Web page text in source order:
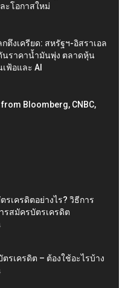
ะโอกาสใหม่
ตึงเครียด: สหรัฐฯ-อิสราเอล
นราคาน้ำมันพุ่ง ตลาดหุ้น
ฟ้อและ AI
from Bloomberg, CNBC,
รเครดิตอย่างไร? วิธีการ
รสมัครบัตรเครดิต
รเครดิต – ต้องใช้อะไรบ้าง